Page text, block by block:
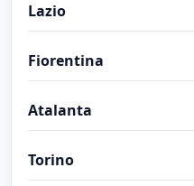
Lazio
Fiorentina
Atalanta
Torino